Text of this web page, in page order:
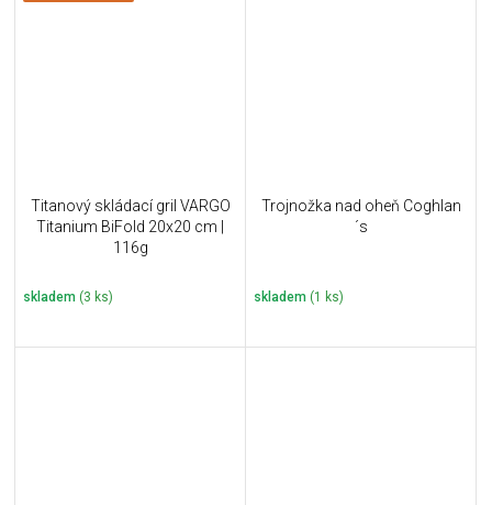
Titanový skládací gril VARGO
Titanium BiFold 20x20 cm |
116g
skladem (3 ks)
Trojnožka nad oheň Coghlan
´s
skladem (1 ks)